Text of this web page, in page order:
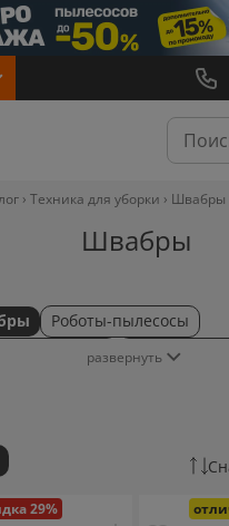
Техника для уборки Швабры
Швабры
Роботы-пылесосы
пылесосы
Роботы-
роботов пылесосов
вертикальных пылесосов
для роботов мойщиков окон
развернуть
29%